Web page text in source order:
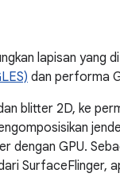
lapisan yang
dan performa
blitter 2D, ke
dengan GPU.
SurfaceFlinger,